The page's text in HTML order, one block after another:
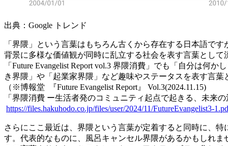
出典：Google トレンド
「界隈」という言葉はもちろん古くから存在する日本語で
背景に多様な価値観が同時に乱立する社会を表す言葉とし
「Future Evangelist Report vol.3 界隈消費」でも「自分は
き界隈」や「起業家界隈」など趣味やステータスを表す言
（※博報堂 『Future Evangelist Report』 Vol.3(2024.11.15)
「界隈消費 ー生活者発のコミュニティ起点で起きる、未来
https://files.hakuhodo.co.jp/files/user/2024/11/FutureEvangelist3-
さらにここ最近は、界隈という言葉が定着すると同時に、
す。代表的なものに、風呂キャンセル界隈があるかもしれ